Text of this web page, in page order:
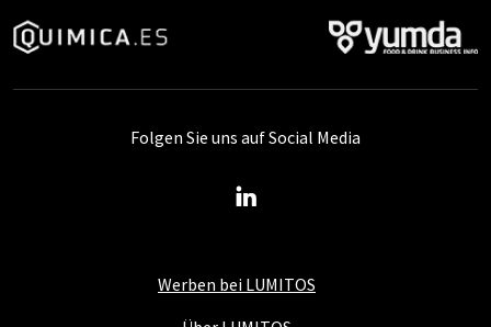
Werben bei LUMITOS
Folgen Sie uns auf Social Media